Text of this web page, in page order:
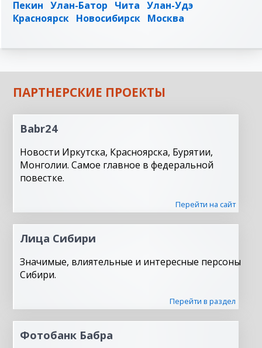
Пекин Улан-Батор Чита Улан-Удэ
Красноярск Новосибирск Москва
ПАРТНЕРСКИЕ ПРОЕКТЫ
Babr24
Новости Иркутска, Красноярска, Бурятии,
Монголии. Самое главное в федеральной
повестке.
Перейти на сайт
Лица Сибири
Значимые, влиятельные и интересные персоны
Сибири.
Перейти в раздел
Фотобанк Бабра